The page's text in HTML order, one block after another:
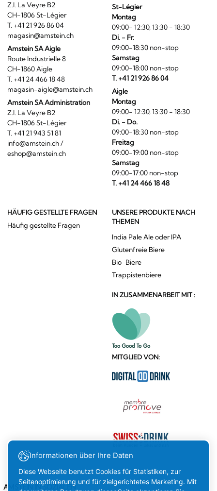
Z.I. La Veyre B2
CH-1806 St-Légier
T. +41 21 926 86 04
magasin@amstein.ch
Amstein SA Aigle
Route Industrielle 8
CH-1860 Aigle
T. +41 24 466 18 48
magasin-aigle@amstein.ch
Amstein SA Administration
Z.I. La Veyre B2
CH-1806 St-Légier
T. +41 21 943 51 81
info@amstein.ch/
eshop@amstein.ch
St-Légier
Montag
09:00- 12:30, 13:30 - 18:30
Di. - Fr.
09:00-18:30 non-stop
Samstag
09:00-18:00 non-stop
T. +41 21 926 86 04
Aigle
Montag
09:00- 12:30, 13:30 - 18:30
Di. - Do.
09:00-18:30 non-stop
Freitag
09:00-19:00 non-stop
Samstag
09:00-17:00 non-stop
T. +41 24 466 18 48
HÄUFIG GESTELLTE FRAGEN
Häufig gestellte Fragen
UNSERE PRODUKTE NACH
THEMEN
India Pale Ale oder IPA
Glutenfreie Biere
Bio-Biere
Trappistenbiere
IN ZUSAMMENARBEIT MIT :
MITGLIED VON:
AMSTEIN IN SOZIALEN
Informationen über Ihre Daten
Diese Webseite benutzt Cookies für Statistiken, zur
Seitenoptimierung und für zielgerichtetes Marketing. Mit